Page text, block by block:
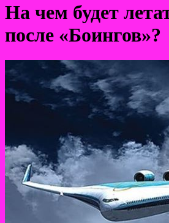
На чем будет
после «Боингов»?